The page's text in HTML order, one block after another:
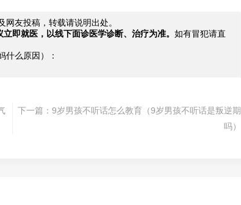
网友投稿，转载请说明出处。
即就医，以线下面诊医学诊断、治疗为准。 如有冒犯请直
什么原因）：
下一篇： 9岁男孩不听话怎么教育（9岁男孩不听话是叛逆期
吗）